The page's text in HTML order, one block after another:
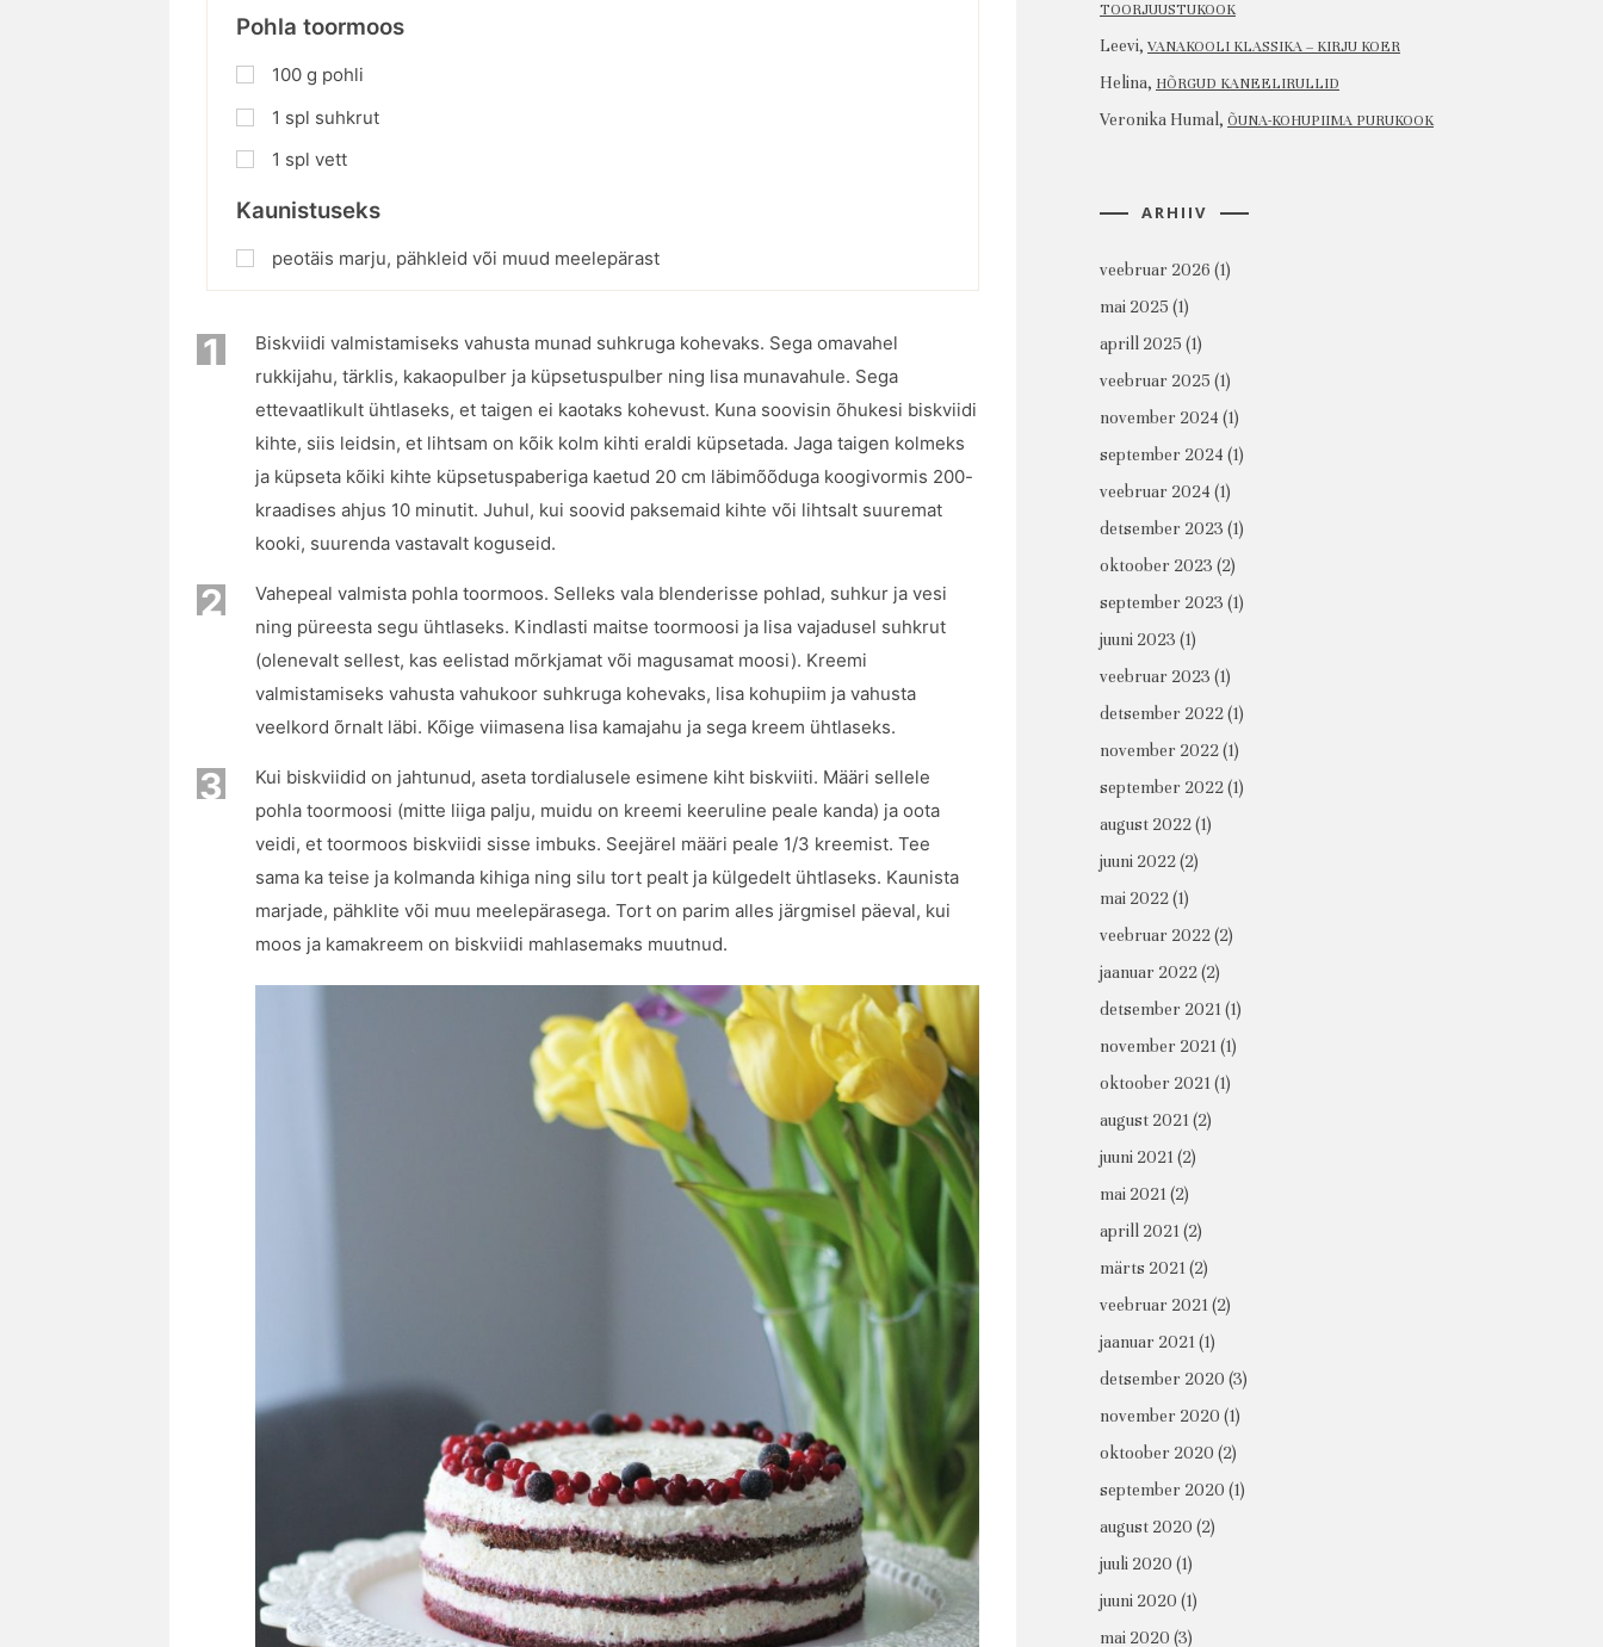
Pohla toormoos
100 g pohli
1 spl suhkrut
1 spl vett
Kaunistuseks
peotäis marju, pähkleid või muud meelepärast
1
Biskviidi valmistamiseks vahusta munad suhkruga kohevaks. Sega omavahel
rukkijahu, tärklis, kakaopulber ja küpsetuspulber ning lisa munavahule. Sega
ettevaatlikult ühtlaseks, et taigen ei kaotaks kohevust. Kuna soovisin õhukesi biskviidi
kihte, siis leidsin, et lihtsam on kõik kolm kihti eraldi küpsetada. Jaga taigen kolmeks
ja küpseta kõiki kihte küpsetuspaberiga kaetud 20 cm läbimõõduga koogivormis 200-
kraadises ahjus 10 minutit. Juhul, kui soovid paksemaid kihte või lihtsalt suuremat
kooki, suurenda vastavalt koguseid.
2
Vahepeal valmista pohla toormoos. Selleks vala blenderisse pohlad, suhkur ja vesi
ning püreesta segu ühtlaseks. Kindlasti maitse toormoosi ja lisa vajadusel suhkrut
(olenevalt sellest, kas eelistad mõrkjamat või magusamat moosi). Kreemi
valmistamiseks vahusta vahukoor suhkruga kohevaks, lisa kohupiim ja vahusta
veelkord õrnalt läbi. Kõige viimasena lisa kamajahu ja sega kreem ühtlaseks.
3
Kui biskviidid on jahtunud, aseta tordialusele esimene kiht biskviiti. Määri sellele
pohla toormoosi (mitte liiga palju, muidu on kreemi keeruline peale kanda) ja oota
veidi, et toormoos biskviidi sisse imbuks. Seejärel määri peale 1/3 kreemist. Tee
sama ka teise ja kolmanda kihiga ning silu tort pealt ja külgedelt ühtlaseks. Kaunista
marjade, pähklite või muu meelepärasega. Tort on parim alles järgmisel päeval, kui
moos ja kamakreem on biskviidi mahlasemaks muutnud.
TOORJUUSTUKOOK
Leevi, VANAKOOLI KLASSIKA – KIRJU KOER
Helina, HÕRGUD KANEELIRULLID
Veronika Humal, ÕUNA-KOHUPIIMA PURUKOOK
ARHIIV
veebruar 2026 (1)
mai 2025 (1)
aprill 2025 (1)
veebruar 2025 (1)
november 2024 (1)
september 2024 (1)
veebruar 2024 (1)
detsember 2023 (1)
oktoober 2023 (2)
september 2023 (1)
juuni 2023 (1)
veebruar 2023 (1)
detsember 2022(1)
november 2022(1)
september 2022(1)
august 2022(1)
juuni 2022(2)
mai 2022(1)
veebruar 2022(2)
jaanuar 2022(2)
detsember 2021(1)
november 2021(1)
oktoober 2021(1)
august 2021(2)
juuni 2021(2)
mai 2021(2)
aprill 2021(2)
märts 2021(2)
veebruar 2021(2)
jaanuar 2021(1)
detsember 2020 (3)
november 2020 (1)
oktoober 2020 (2)
september 2020 (1)
august 2020 (2)
juuli 2020 (1)
juuni 2020 (1)
mai 2020 (3)